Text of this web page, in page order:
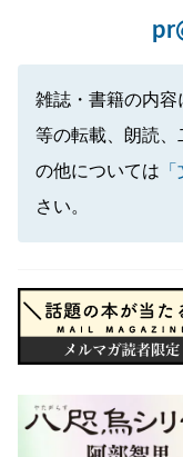
雑誌・書籍の内
等の転載、朗読
の他については
さい。